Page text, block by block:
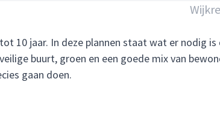
10 jaar. In deze plannen staat wat er nodig is
buurt, groen en een goede mix van
gaan doen.